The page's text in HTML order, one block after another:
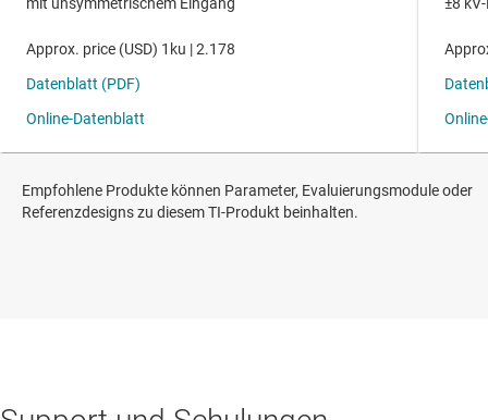
Empfohlene Produkte können Parameter, Evaluierungsmodule oder
Referenzdesigns zu diesem TI-Produkt beinhalten.